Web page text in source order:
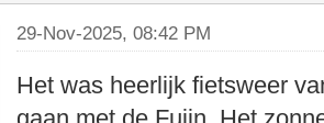
29-Nov-2025, 08:42 PM
Het was heerlijk fietsweer